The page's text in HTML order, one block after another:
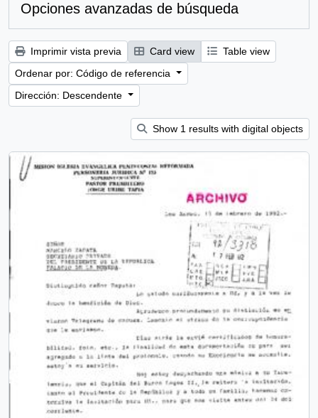
Opciones avanzadas de búsqueda
Imprimir vista previa Card view
Table view
Ordenar por: Código de referencia
Dirección: Descendente
Show 1 results with digital objects